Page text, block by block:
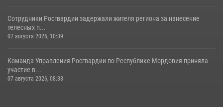
Сотрудники Росгвардии задержали жителя региона за нанесение
телесных п...
07 августа 2026, 10:39
Команда Управления Росгвардии по Республике Мордовия приняла
участие в...
07 августа 2026, 08:33